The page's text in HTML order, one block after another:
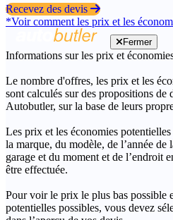
Recevez des devis
*Voir comment les prix et les
Fermer
Informations sur les prix et
Le nombre d'offres, les prix et les
sont calculés sur des propositions de
Autobutler, sur la base de leurs
Les prix et les économies
la marque, du modèle, de l’année
garage et du moment et de l’endroit
être effectuée.
Pour voir le prix le plus bas possible
potentielles possibles, vous devez